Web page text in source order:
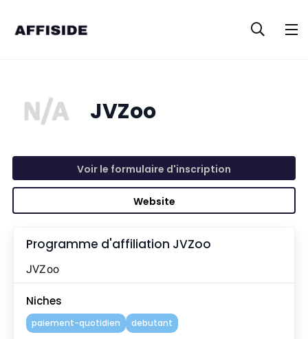
JVZoo
Website
Voir le formulaire d'inscription
Programme d'affiliation JVZoo
JVZoo
Niches
paiement-quotidien debutant